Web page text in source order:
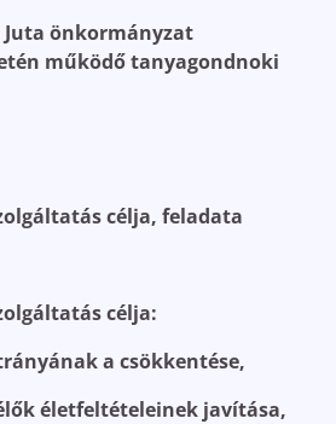
önkormányzat
működő tanyagondnoki
célja, feladata
célja:
a csökkentése,
életfeltételeinek javítása,